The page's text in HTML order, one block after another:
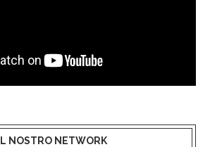
IL NOSTRO NETWORK